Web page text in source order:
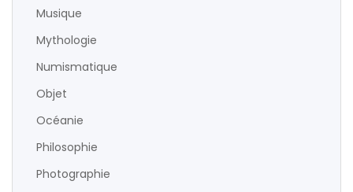
Musique
Mythologie
Numismatique
Objet
Océanie
Philosophie
Photographie